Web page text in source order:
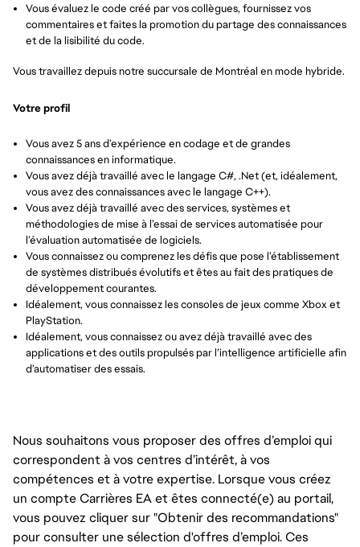
Vous évaluez le code créé par vos collègues, fournissez vos
commentaires et faites la promotion du partage des connaissances
et de la lisibilité du code.
Vous travaillez depuis notre succursale de Montréal en mode hybride.
Votre profil
Vous avez 5 ans d’expérience en codage et de grandes
connaissances en informatique.
Vous avez déjà travaillé avec le langage C#, .Net (et, idéalement,
vous avez des connaissances avec le langage C++).
Vous avez déjà travaillé avec des services, systèmes et
méthodologies de mise à l’essai de services automatisée pour
l’évaluation automatisée de logiciels.
Vous connaissez ou comprenez les défis que pose l’établissement
de systèmes distribués évolutifs et êtes au fait des pratiques de
développement courantes.
Idéalement, vous connaissez les consoles de jeux comme Xbox et
PlayStation.
Idéalement, vous connaissez ou avez déjà travaillé avec des
applications et des outils propulsés par l’intelligence artificielle afin
d’automatiser des essais.
Nous souhaitons vous proposer des offres d’emploi qui
correspondent à vos centres d’intérêt, à vos
compétences et à votre expertise. Lorsque vous créez
un compte Carrières EA et êtes connecté(e) au portail,
vous pouvez cliquer sur "Obtenir des recommandations"
pour consulter une sélection d'offres d’emploi. Ces